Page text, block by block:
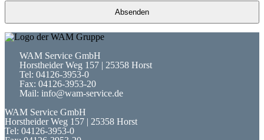
Absenden
WAM Service GmbH
Horstheider Weg 157 | 25358 Horst
Tel: 04126-3953-0
Fax: 04126-3953-20
Mail: info@wam-service.de
WAM Service GmbH
Horstheider Weg 157 | 25358 Horst
Tel: 04126-3953-0